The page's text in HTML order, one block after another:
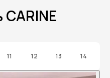
11 12 13 14